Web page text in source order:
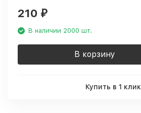
210 ₽
В наличии 2000 шт.
В корзину
Купить в 1 клик